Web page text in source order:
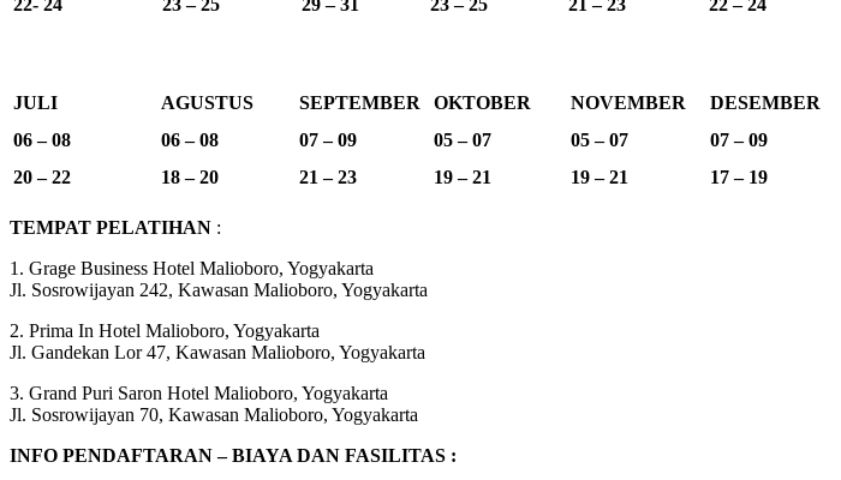
JULI AGUSTUS SEPTEMBER OKTOBER NOVEMBER
DESEMBER
06 – 08
06 – 08 07 – 09 05 – 07 05 – 07
07 – 09
20 – 22
18 – 20 21 – 23 19 – 21 19 – 21 17 – 19
TEMPAT PELATIHAN :
1. Grage Business Hotel Malioboro, Yogyakarta
Jl. Sosrowijayan 242, Kawasan Malioboro, Yogyakarta
2. Prima In Hotel Malioboro, Yogyakarta
Jl. Gandekan Lor 47, Kawasan Malioboro, Yogyakarta
3. Grand Puri Saron Hotel Malioboro, Yogyakarta
Jl. Sosrowijayan 70, Kawasan Malioboro, Yogyakarta
INFO PENDAFTARAN – BIAYA DAN FASILITAS :